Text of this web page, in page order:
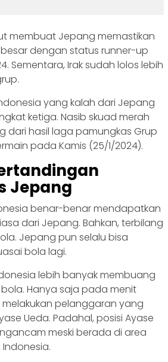
membuat Jepang memastikan
besar dengan status runner-up
Sementara, Irak sudah lolos lebih
yang kalah dari Jepang
ketiga. Nasib skuad merah
dari hasil laga pamungkas Grup
pada Kamis (25/1/2024).
Jepang
benar-benar mendapatkan
dari Jepang. Bahkan, terbilang
Jepang pun selalu bisa
bola lagi.
lebih banyak membuang
Hanya saja pada menit
pelanggaran yang
Ueda. Padahal, posisi Ayase
meski berada di area